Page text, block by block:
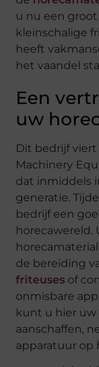
u nu een
kleinschalige
heeft
het vaandel
Een
uw
Dit bedrijf viert
Machinery
dat inmiddels
generatie.
bedrijf een
horecawereld.
de bereiding
friteuses of
onmisbare
kunt u hier uw
aanschaffen,
apparatuur op